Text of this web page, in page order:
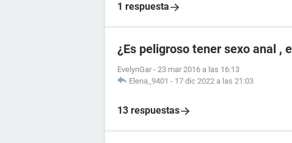
1 respuesta
¿Es peligroso tener sexo anal ,
EvelynGar - 23 mar 2016 a las 16:13
Elena_9401 - 17 dic 2022 a las 21:03
13 respuestas